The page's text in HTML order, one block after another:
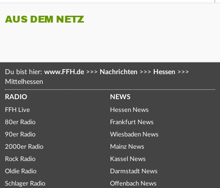
AUS DEM NETZ
Du bist hier: www.FFH.de >>> Nachrichten >>> Hessen >>>
Mittelhessen
RADIO
FFH Live
80er Radio
90er Radio
2000er Radio
Rock Radio
Oldie Radio
Schlager Radio
NEWS
Hessen News
Frankfurt News
Wiesbaden News
Mainz News
Kassel News
Darmstadt News
Offenbach News